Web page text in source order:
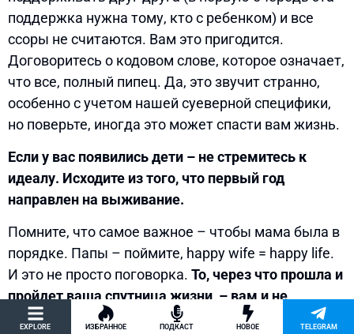
поддержка нужна тому, кто с ребенком) и все
ссоры не считаются. Вам это пригодится.
Договоритесь о кодовом слове, которое означает,
что все, полный пипец. Да, это звучит странно,
особенно с учетом нашей суеверной специфики,
но поверьте, иногда это может спасти вам жизнь.
Если у вас появились дети – не стремитесь к
идеалу. Исходите из того, что первый год
направлен на выживание.
Помните, что самое важное – чтобы мама была в
порядке. Папы – поймите, happy wife = happy life.
И это не просто поговорка. То, через что прошла и
пройдет ваша спутница жизни, – вам и не
снилось.
Не жалуйтесь ей, как вам тяжело. Как
EXPLORE ИЗБРАННОЕ ПОДКАСТ НОВОЕ TELEGRAM